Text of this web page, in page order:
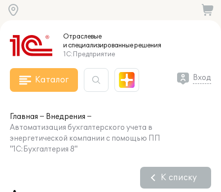
Отраслевые
и специализированныерешения
1С:Предприятие
Каталог Вход
Главная
Внедрения
Автоматизация бухгалтерского учета в
энергетической компании с помощью ПП
"1С:Бухгалтерия 8"
К списку